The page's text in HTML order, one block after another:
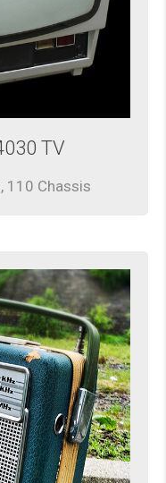
TV
110 Chassis